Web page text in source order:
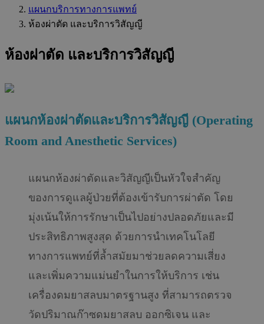
แผนกบริการทางการแพทย์
ห้องผ่าตัด และบริการวิสัญญี
ห้องผ่าตัด และบริการวิสัญญี
แผนกห้องผ่าตัดและบริการวิสัญญี (Operating
Room and Anesthetic Services)
แผนกห้องผ่าตัดและวิสัญญีเป็นหัวใจสำคัญ
ของการดูแลผู้ป่วยที่ต้องเข้ารับการผ่าตัด โดย
มุ่งเน้นให้การรักษาเป็นไปอย่างปลอดภัยและมี
ประสิทธิภาพสูงสุด ด้วยการนำเทคโนโลยี
ทางการแพทย์ที่ล้ำสมัยมาช่วยลดความเสี่ยง
และเพิ่มความแม่นยำในการให้บริการ เช่น
เครื่องดมยาสลบมาตรฐานสูง ที่สามารถตรวจ
วัดปริมาณก๊าซดมยาสลบ ออกซิเจน และ